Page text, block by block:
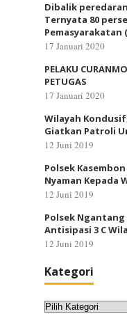
Dibalik
Ternyata 80
Pemasyarakatan
17 Januari 2020
PELAKU
PETUGAS
17 Januari 2020
Wilayah
Giatkan Patroli
12 Juni 2019
Polsek
Nyaman Kepada
12 Juni 2019
Polsek
Antisipasi 3 C
12 Juni 2019
Kategori
Kategori